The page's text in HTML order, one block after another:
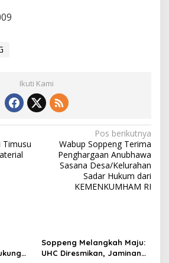
Ikuti Kami
Timusu
Pos berikutnya
Wabup Soppeng Terima
Penghargaan Anubhawa
Sasana Desa/Kelurahan
Sadar Hukum dari
KEMENKUMHAM RI
Soppeng Melangkah Maju:
UHC Diresmikan, Jaminan